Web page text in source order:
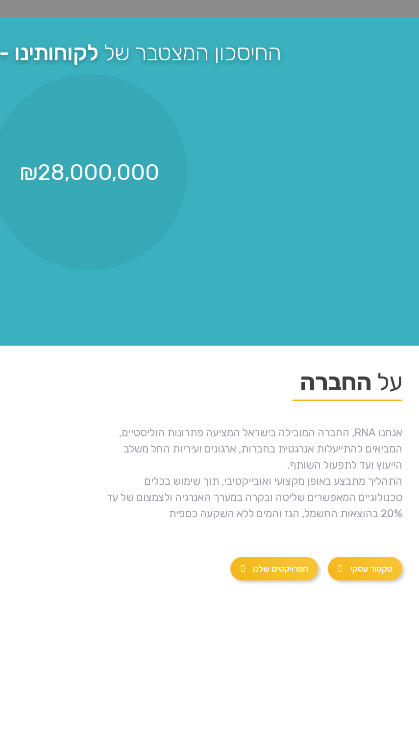
החיסכון המצטבר של לקוחותינו -
28,000,000
₪
על החברה
אנחנו RNA, החברה המובילה בישראל המציעה פתרונות הוליסטיים,
המביאים להתייעלות אנרגטית בחברות, ארגונים ועיריות החל משלב
הייעוץ ועד לתפעול השותף.
התהליך מתבצע באופן מקצועי ואובייקטיבי, תוך שימוש בכלים
טכנולוגיים המאפשרים שליטה ובקרה במערך האנרגיה ולצמצום של עד
20% בהוצאות החשמל, הגז והמים ללא השקעה כספית
סקטור עסקי הפרויקטים שלנו